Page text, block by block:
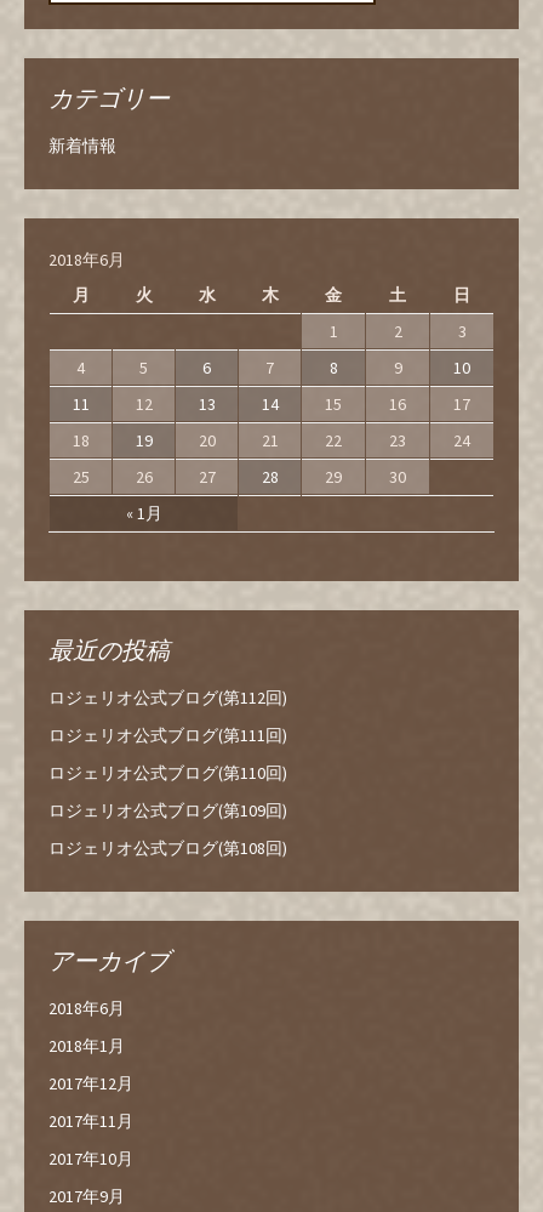
カテゴリー
新着情報
2018年6月
月
火 水 木 金 土 日
« 1月
1 2
3
4
5 6 7 8 9
10
11
12 13 14 15 16
17
18
19 20 21 22 23
24
25
26 27 28 29 30
最近の投稿
ロジェリオ公式ブログ(第112回)
ロジェリオ公式ブログ(第111回)
ロジェリオ公式ブログ(第110回)
ロジェリオ公式ブログ(第109回)
ロジェリオ公式ブログ(第108回)
アーカイブ
2018年6月
2018年1月
2017年12月
2017年11月
2017年10月
2017年9月